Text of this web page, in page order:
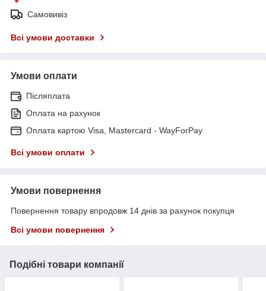
Самовивіз
Всі умови доставки
Умови оплати
Післяплата
Оплата на рахунок
Оплата картою Visa, Mastercard - WayForPay
Всі умови оплати
Умови повернення
Повернення товару впродовж 14 днів за рахунок покупця
Всі умови повернення
Подібні товари компанії